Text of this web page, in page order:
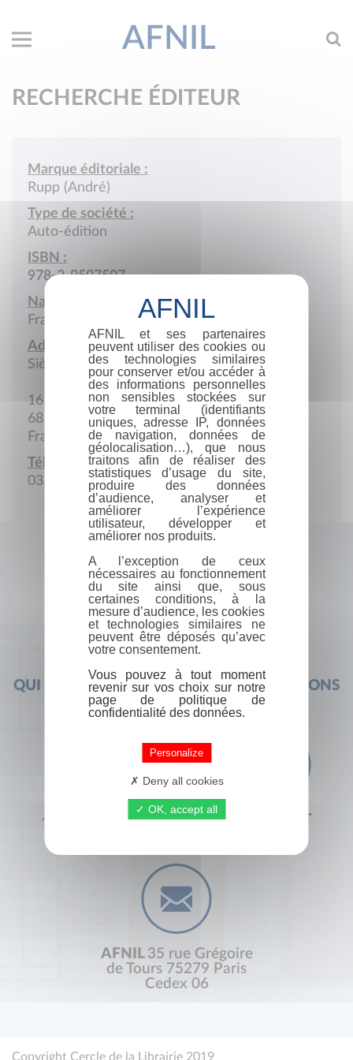
AFNIL
RECHERCHE ÉDITEUR
Marque éditoriale :
Rupp (André)
Type de société :
Auto-édition
ISBN :
978-2-9507507
Nationalité :
France
Adresse :
Siège social
16, av. Robert-Schuman
68100 Mulhouse
France
Téléphone :
03.89.45.86.36
QUI SOMMES-NOUS ?FOIRE AUX QUESTIONS
+33 (0) 1 44 41 29 19 CONTACT
AFNIL 35 rue Grégoire
de Tours 75279 Paris
Cedex 06
Copyright Cercle de la Librairie 2019
AFNIL et ses partenaires
peuvent utiliser des cookies ou
des technologies similaires
pour conserver et/ou accéder à
des informations personnelles
non sensibles stockées sur
votre terminal (identifiants
uniques, adresse IP, données
de navigation, données de
géolocalisation…), que nous
traitons afin de réaliser des
statistiques d’usage du site,
produire des données
d’audience, analyser et
améliorer l’expérience
utilisateur, développer et
améliorer nos produits.
A l’exception de ceux
nécessaires au fonctionnement
du site ainsi que, sous
certaines conditions, à la
mesure d’audience, les cookies
et technologies similaires ne
peuvent être déposés qu’avec
votre consentement.
Vous pouvez à tout moment
revenir sur vos choix sur notre
page de politique de
confidentialité des données.
Personalize
Deny all cookies
OK, accept all